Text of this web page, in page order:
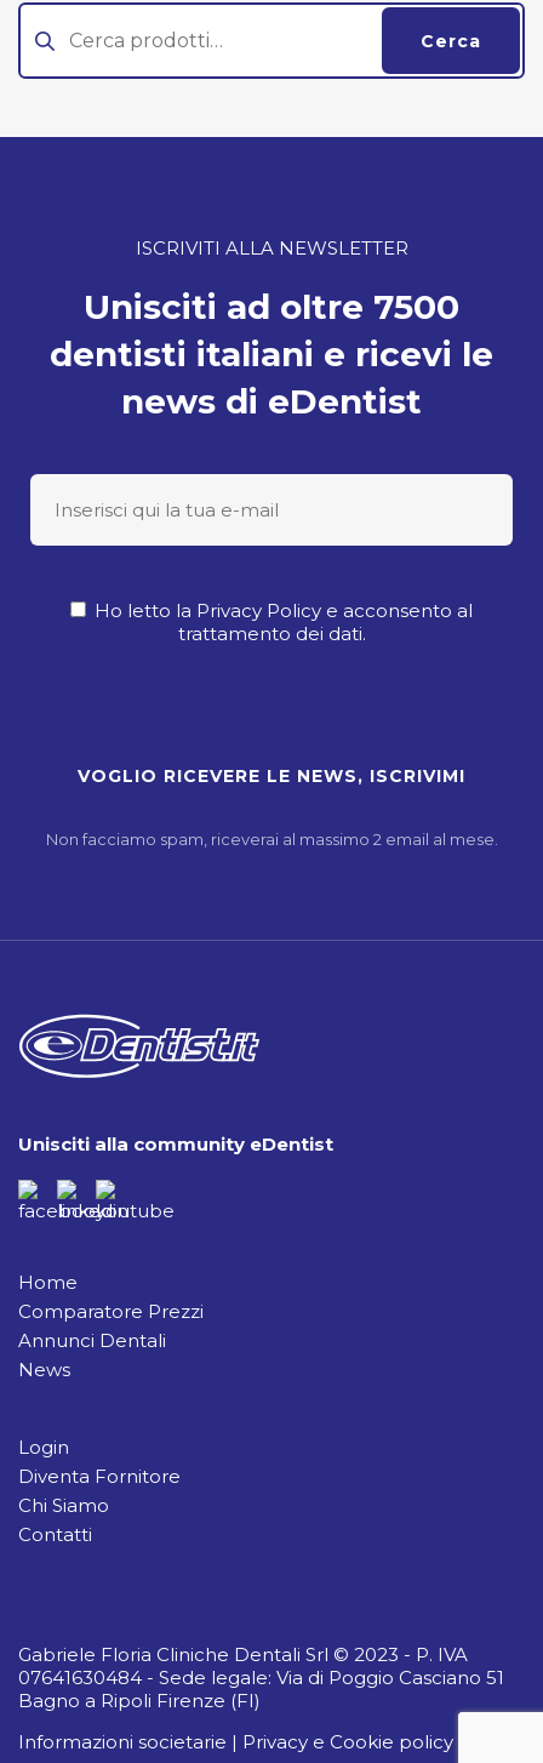
Cerca:
Cerca
ISCRIVITI ALLA NEWSLETTER
Unisciti ad oltre 7500
dentisti italiani e ricevi le
news di eDentist
Ho letto la Privacy Policy e acconsento al
trattamento dei dati.
Non facciamo spam, riceverai al massimo 2 email al mese.
Unisciti alla community eDentist
Home
Comparatore Prezzi
Annunci Dentali
News
Login
Diventa Fornitore
Chi Siamo
Contatti
Gabriele Floria Cliniche Dentali Srl © 2023 - P. IVA
07641630484 - Sede legale: Via di Poggio Casciano 51
Bagno a Ripoli Firenze (FI)
Informazioni societarie | Privacy e Cookie policy